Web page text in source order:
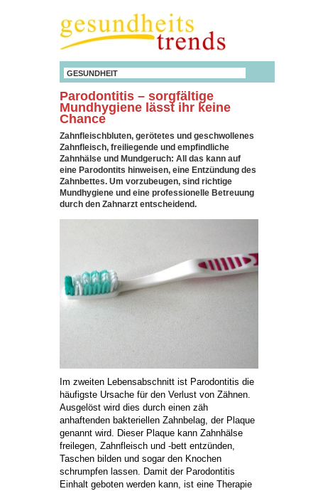
GESUNDHEIT
Parodontitis – sorgfältige
Mundhygiene lässt ihr keine
Chance
Zahnfleischbluten, gerötetes und geschwollenes
Zahnfleisch, freiliegende und empfindliche
Zahnhälse und Mundgeruch: All das kann auf
eine Parodontits hinweisen, eine Entzündung des
Zahnbettes. Um vorzubeugen, sind richtige
Mundhygiene und eine professionelle Betreuung
durch den Zahnarzt entscheidend.
Im zweiten Lebensabschnitt ist Parodontitis die
häufigste Ursache für den Verlust von Zähnen.
Ausgelöst wird dies durch einen zäh
anhaftenden bakteriellen Zahnbelag, der Plaque
genannt wird. Dieser Plaque kann Zahnhälse
freilegen, Zahnfleisch und -bett entzünden,
Taschen bilden und sogar den Knochen
schrumpfen lassen. Damit der Parodontitis
Einhalt geboten werden kann, ist eine Therapie